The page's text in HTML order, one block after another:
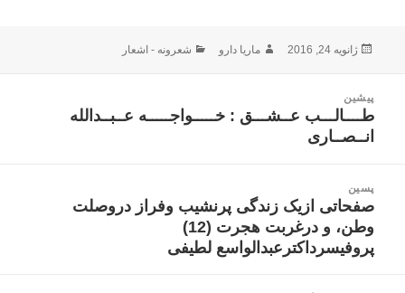
ارسال
ژانویه 24, 2016 نویسنده
ماریا دارو دسته‌ها
شعرونه - اشعار
نوشتهپیشین
نوشته
قبلی:
طــــالـــب عــشـــق : خـــــواجـــــه عــبــدالله
انــصــاری
پسین
نوشته
بعدی:
صفحاتی ازیک زندگی پرنشیب وفراز دروصلت
وطن، و درغربت هجرت (12)
پروفیسرداکترعبدالواسع لطیفی